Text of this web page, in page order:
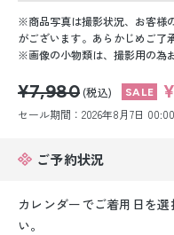
スーツレンタル
色打掛&紋付袴レンタル
白無垢&紋付袴レンタル
商品写真は撮影状況、お客様
がございます。あらかじめご了
画像の小物類は、撮影用の為
¥7,980 (税込)
セール期間：2026年8月7日
ご予約状況
カレンダーでご着用日を
い。